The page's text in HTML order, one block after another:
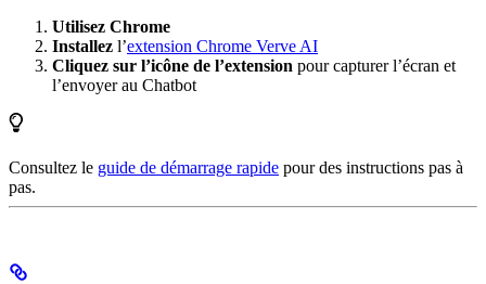
Utilisez Chrome
Installez l’extension Chrome Verve AI
Cliquez sur l’icône de l’extension pour capturer l’écran et
l’envoyer au Chatbot
Consultez le guide de démarrage rapide pour des instructions pas à
pas.